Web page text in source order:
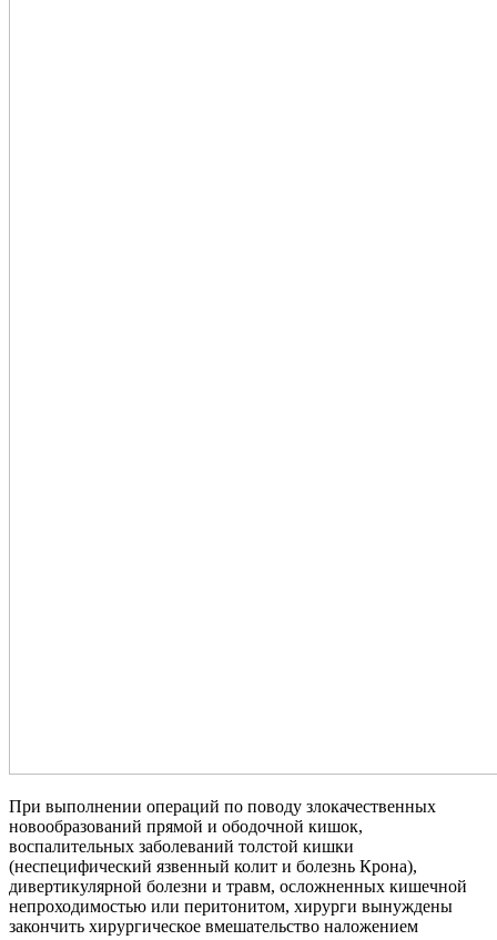
При выполнении операций по поводу злокачественных
новообразований прямой и ободочной кишок,
воспалительных заболеваний толстой кишки
(неспецифический язвенный колит и болезнь Крона),
дивертикулярной болезни и травм, осложненных кишечной
непроходимостью или перитонитом, хирурги вынуждены
закончить хирургическое вмешательство наложением